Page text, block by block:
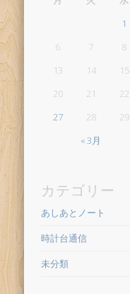
« 3月
1
6
7 8
13
14 15
20
21 22
27
28 29
カテゴリー
あしあとノート
時計台通信
未分類